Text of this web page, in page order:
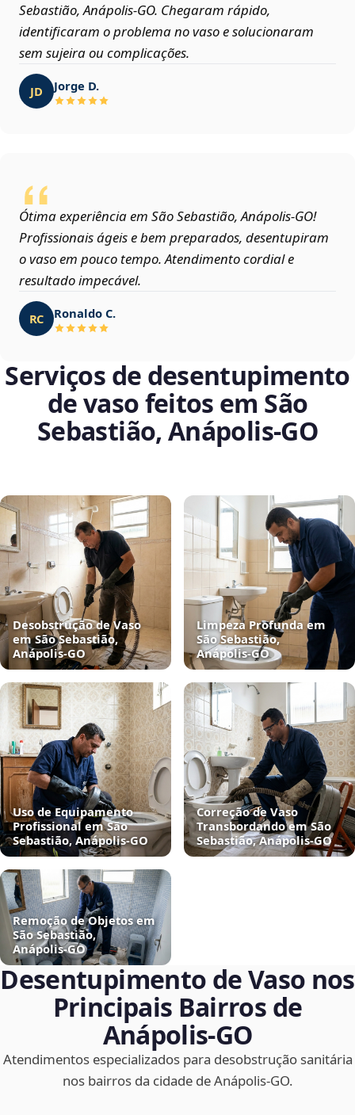
Sebastião, Anápolis‑GO. Chegaram rápido,
identificaram o problema no vaso e solucionaram
sem sujeira ou complicações.
JD Jorge D.
Ótima experiência em São Sebastião, Anápolis‑GO!
Profissionais ágeis e bem preparados, desentupiram
o vaso em pouco tempo. Atendimento cordial e
resultado impecável.
RC Ronaldo C.
Serviços de desentupimento
de vaso feitos em São
Sebastião, Anápolis‑GO
Desobstrução de Vaso
em São Sebastião,
Anápolis‑GO
Limpeza Profunda em
São Sebastião,
Anápolis‑GO
Uso de Equipamento
Profissional em São
Sebastião, Anápolis‑GO
Correção de Vaso
Transbordando em São
Sebastião, Anápolis‑GO
Remoção de Objetos em
São Sebastião,
Anápolis‑GO
Desentupimento de Vaso nos
Principais Bairros de
Anápolis‑GO
Atendimentos especializados para desobstrução sanitária
nos bairros da cidade de Anápolis‑GO.